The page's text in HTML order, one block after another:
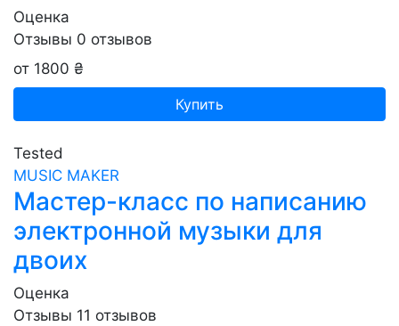
Оценка
Отзывы 0 отзывов
от 1800 ₴
Купить
Tested
MUSIC MAKER
Мастер-класс по написанию
электронной музыки для
двоих
Оценка
Отзывы 11 отзывов